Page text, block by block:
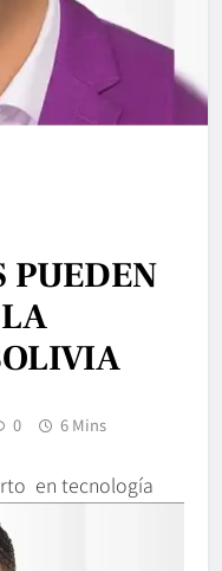
PUEDEN
0 6 Mins
en tecnología